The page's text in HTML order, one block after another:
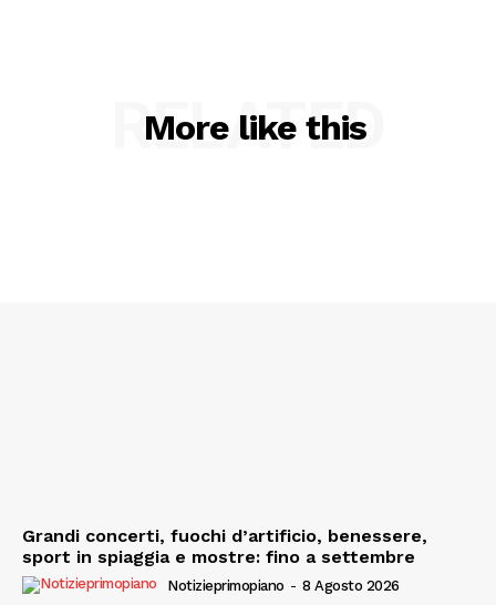
More like this
RELATED
Grandi concerti, fuochi d’artificio, benessere,
sport in spiaggia e mostre: fino a settembre
Notizieprimopiano - 8 Agosto 2026